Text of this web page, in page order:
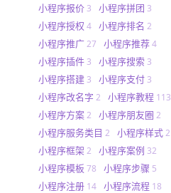
小程序报价 3 小程序拼团 3
小程序授权 4 小程序排名 2
小程序推广 27 小程序推荐 4
小程序插件 3 小程序搜索 3
小程序搭建 3 小程序支付 3
小程序改名字 2 小程序教程 113
小程序方案 2 小程序朋友圈 2
小程序服务类目 2 小程序样式 2
小程序框架 2 小程序案例 32
小程序模板 78 小程序步骤 5
小程序注册 14 小程序流程 18